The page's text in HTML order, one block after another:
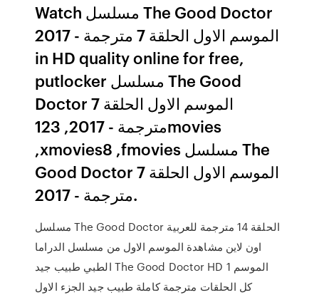
Watch مسلسل The Good Doctor
الموسم الاول الحلقة 7 مترجمة - 2017
in HD quality online for free,
putlocker مسلسل The Good
Doctor الموسم الاول الحلقة 7
مترجمة - 2017, 123movies
,xmovies8 ,fmovies مسلسل The
Good Doctor الموسم الاول الحلقة 7
مترجمة - 2017.
مسلسل The Good Doctor الحلقة 14 مترجمة للعربية
اون لاين مشاهدة الموسم الاول من مسلسل الدراما
الطبي طبيب جيد The Good Doctor HD الموسم 1
كل الحلقات مترجمة كاملة طبيب جيد الجزء الاول